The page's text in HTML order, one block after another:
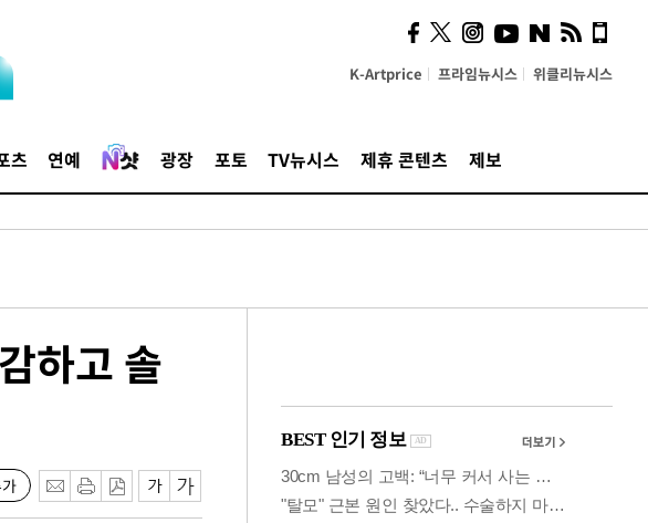
K-Artprice 프라임뉴시스 위클리뉴시스
츠 연예 광장 포토 TV뉴시스 제휴 콘텐츠 제보
하고 솔
사이 해답 찾았죠"…알을
깨고 나온 '초자아'